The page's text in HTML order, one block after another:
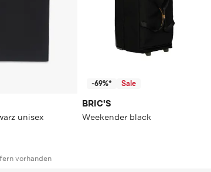
unisex
-69%* Sale
BRIC'S
Weekender black
vorhanden